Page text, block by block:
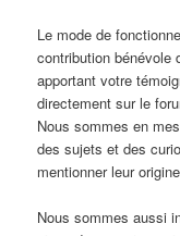
Le mode de
contribution bénévole
apportant votre
directement sur le
Nous sommes en
des sujets et des
mentionner leur
Nous sommes aussi